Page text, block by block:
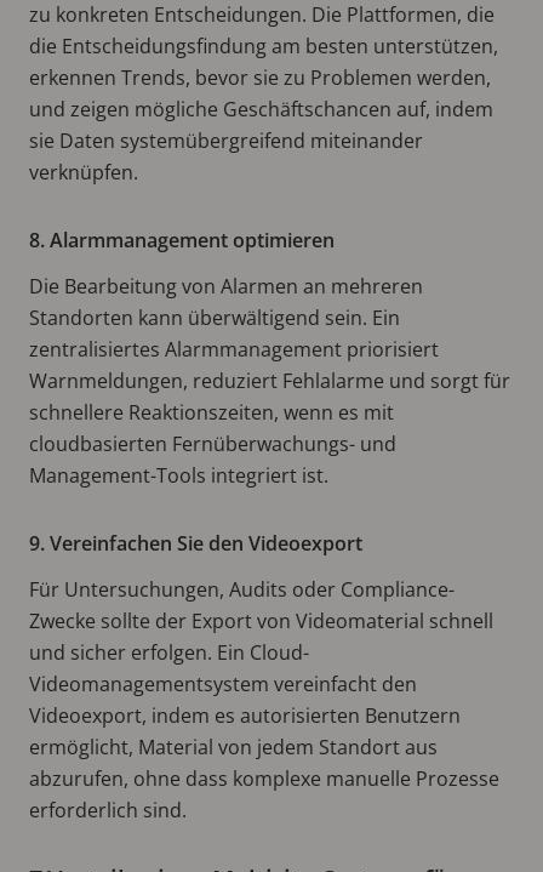
zu konkreten Entscheidungen. Die Plattformen, die
die Entscheidungsfindung am besten unterstützen,
erkennen Trends, bevor sie zu Problemen werden,
und zeigen mögliche Geschäftschancen auf, indem
sie Daten systemübergreifend miteinander
verknüpfen.
8. Alarmmanagement optimieren
Die Bearbeitung von Alarmen an mehreren
Standorten kann überwältigend sein. Ein
zentralisiertes Alarmmanagement priorisiert
Warnmeldungen, reduziert Fehlalarme und sorgt für
schnellere Reaktionszeiten, wenn es mit
cloudbasierten Fernüberwachungs- und
Management-Tools integriert ist.
9. Vereinfachen Sie den Videoexport
Für Untersuchungen, Audits oder Compliance-
Zwecke sollte der Export von Videomaterial schnell
und sicher erfolgen. Ein Cloud-
Videomanagementsystem vereinfacht den
Videoexport, indem es autorisierten Benutzern
ermöglicht, Material von jedem Standort aus
abzurufen, ohne dass komplexe manuelle Prozesse
erforderlich sind.